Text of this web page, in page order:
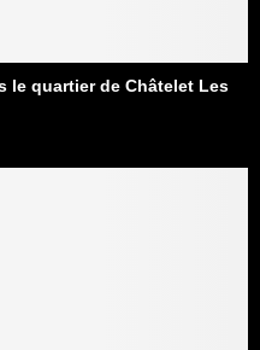
le quartier de Châtelet Les